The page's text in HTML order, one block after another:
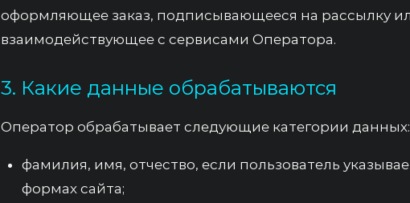
оформляющее заказ, подписывающееся на рассылку
взаимодействующее с сервисами Оператора.
3. Какие данные обрабатываются
Оператор обрабатывает следующие категории данных:
фамилия, имя, отчество, если пользователь
формах сайта;